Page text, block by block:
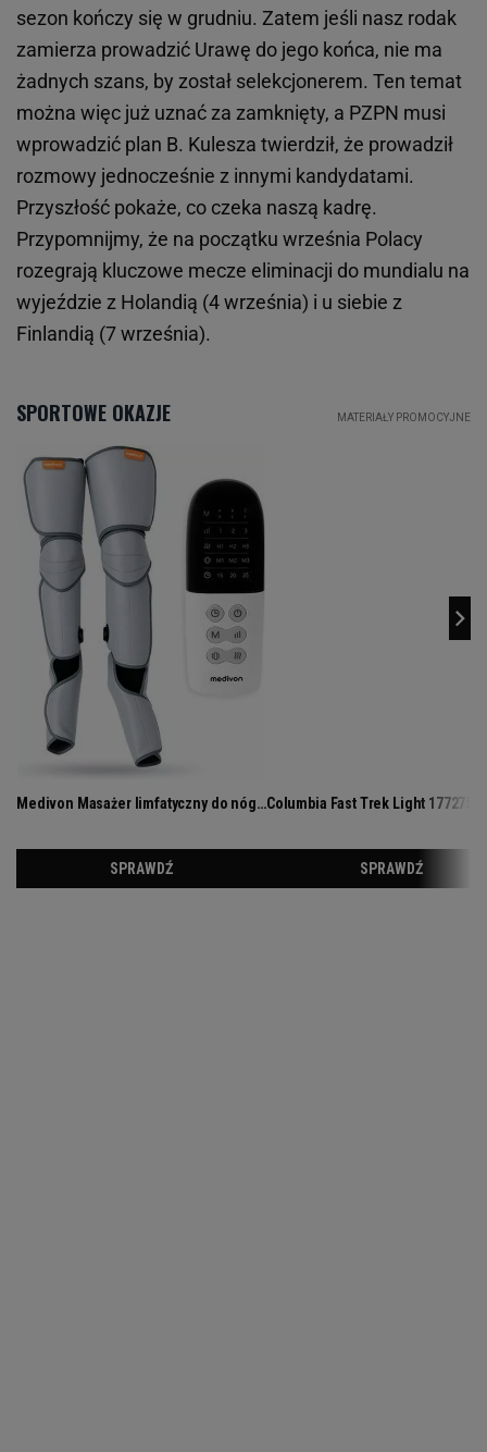
sezon kończy się w grudniu. Zatem jeśli nasz rodak
zamierza prowadzić Urawę do jego końca, nie ma
żadnych szans, by został selekcjonerem. Ten temat
można więc już uznać za zamknięty, a PZPN musi
wprowadzić plan B. Kulesza twierdził, że prowadził
rozmowy jednocześnie z innymi kandydatami.
Przyszłość pokaże, co czeka naszą kadrę.
Przypomnijmy, że na początku września Polacy
rozegrają kluczowe mecze eliminacji do mundialu na
wyjeździe z Holandią (4 września) i u siebie z
Finlandią (7 września).